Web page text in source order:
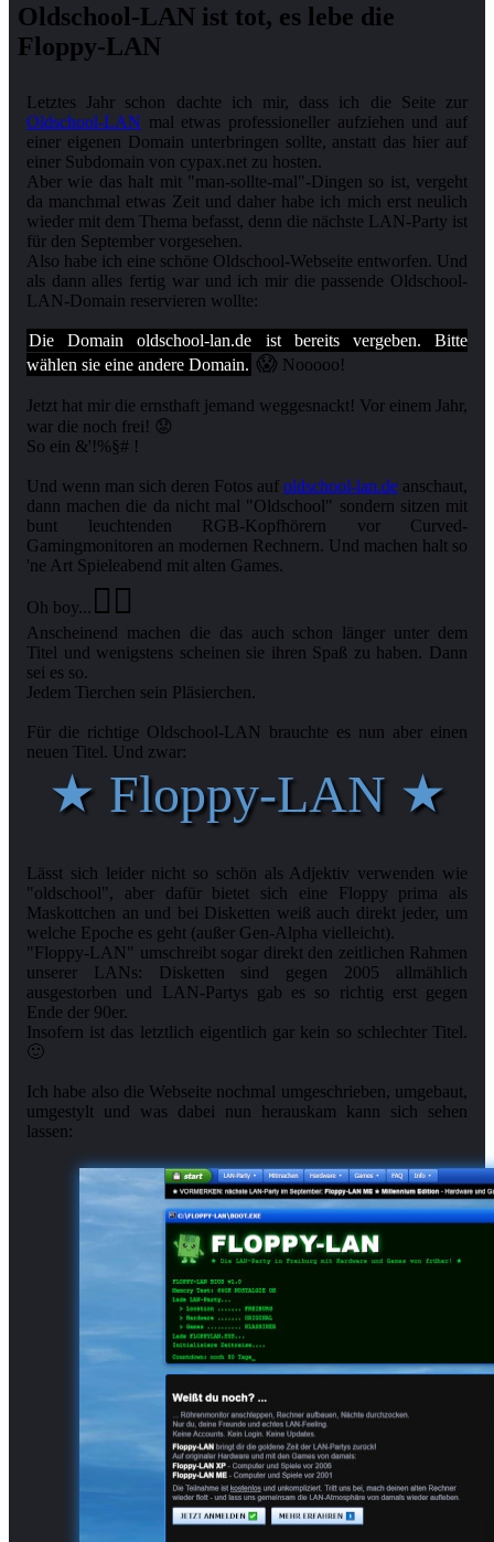
Oldschool-LAN ist tot, es lebe die
Floppy‑LAN
Letztes Jahr schon dachte ich mir, dass ich die Seite zur
Oldschool-LAN mal etwas professioneller aufziehen und auf
einer eigenen Domain unterbringen sollte, anstatt das hier auf
einer Subdomain von cypax.net zu hosten.
Aber wie das halt mit "man-sollte-mal"-Dingen so ist, vergeht
da manchmal etwas Zeit und daher habe ich mich erst neulich
wieder mit dem Thema befasst, denn die nächste LAN-Party ist
für den September vorgesehen.
Also habe ich eine schöne Oldschool-Webseite entworfen. Und
als dann alles fertig war und ich mir die passende Oldschool-
LAN-Domain reservieren wollte:
Die Domain oldschool-lan.de ist bereits vergeben. Bitte
wählen sie eine andere Domain. 😱 Nooooo!
Jetzt hat mir die ernsthaft jemand weggesnackt! Vor einem Jahr,
war die noch frei! 😟
So ein &'!%§# !
Und wenn man sich deren Fotos auf oldschool-lan.de anschaut,
dann machen die da nicht mal "Oldschool" sondern sitzen mit
bunt leuchtenden RGB-Kopfhörern vor Curved-
Gamingmonitoren an modernen Rechnern. Und machen halt so
'ne Art Spieleabend mit alten Games.
Oh boy... 🤦‍♂️
Anscheinend machen die das auch schon länger unter dem
Titel und wenigstens scheinen sie ihren Spaß zu haben. Dann
sei es so.
Jedem Tierchen sein Pläsierchen.
Für die richtige Oldschool-LAN brauchte es nun aber einen
★ Floppy-LAN ★
Lässt sich leider nicht so schön als Adjektiv verwenden wie
"oldschool", aber dafür bietet sich eine Floppy prima als
Maskottchen an und bei Disketten weiß auch direkt jeder, um
welche Epoche es geht (außer Gen-Alpha vielleicht).
"Floppy-LAN" umschreibt sogar direkt den zeitlichen Rahmen
unserer LANs: Disketten sind gegen 2005 allmählich
ausgestorben und LAN-Partys gab es so richtig erst gegen
Ende der 90er.
Insofern ist das letztlich eigentlich gar kein so schlechter Titel.
🙂
Ich habe also die Webseite nochmal umgeschrieben, umgebaut,
umgestylt und was dabei nun herauskam kann sich sehen